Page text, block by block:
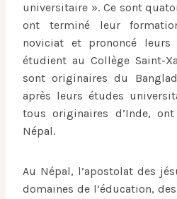
universitaire ». Ce sont
ont terminé leur
noviciat et prononcé
étudient au Collège Saint-
sont originaires du
après leurs études
tous originaires d’Inde,
Népal.
Au Népal, l’apostolat des
domaines de l’éducation,